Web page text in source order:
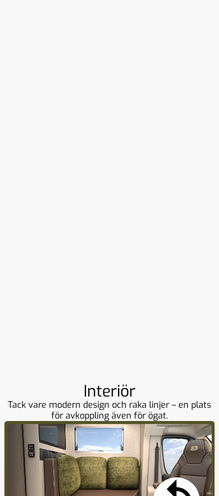
Interiör
Tack vare modern design och raka linjer – en plats
för avkoppling även för ögat.